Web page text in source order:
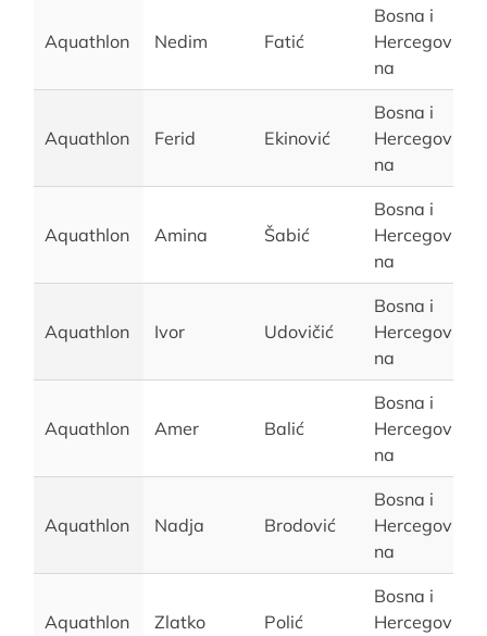
Aquathlon Nedim Fatić
Bosna i
Hercegovi
na
Aquathlon Ferid Ekinović
Bosna i
Hercegovi
na
Aquathlon Amina Šabić
Bosna i
Hercegovi
na
Aquathlon Ivor Udovičić
Bosna i
Hercegovi
na
Aquathlon Amer Balić
Bosna i
Hercegovi
na
Aquathlon Nadja Brodović
Bosna i
Hercegovi
na
Aquathlon Zlatko Polić
Bosna i
Hercegovi